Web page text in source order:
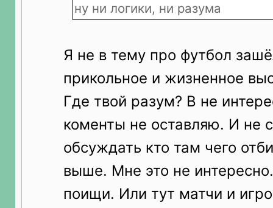
ну ни логики, ни разума
Я не в тему про футбол
прикольное и жизненное
Где твой разум? В не
коменты не оставляю. И не
обсуждать кто там чего
выше. Мне это не
поищи. Или тут матчи и